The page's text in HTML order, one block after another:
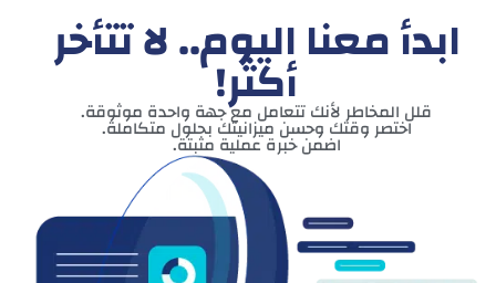
ابدأ معنا اليوم.. لا تتأخر
أكثر!
قلل المخاطر لأنك تتعامل مع جهة واحدة موثوقة.
اختصر وقتك وحسن ميزانيتك بحلول متكاملة.
اضمن خبرة عملية مثبتة.